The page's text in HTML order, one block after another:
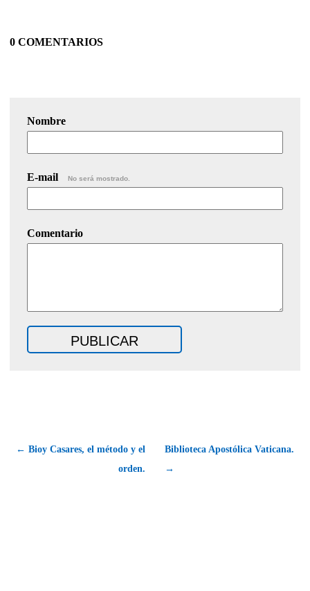
0 COMENTARIOS
Nombre
E-mail No será mostrado.
Comentario
← Bioy Casares, el método y el
orden.
Biblioteca Apostólica Vaticana.
→